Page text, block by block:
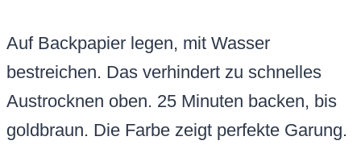
Auf Backpapier legen, mit Wasser
bestreichen. Das verhindert zu schnelles
Austrocknen oben. 25 Minuten backen, bis
goldbraun. Die Farbe zeigt perfekte Garung.